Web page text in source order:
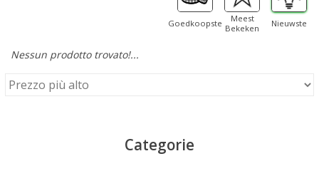
Goedkoopste
Meest
Bekeken
Nieuwste
Nessun prodotto trovato!...
Categorie